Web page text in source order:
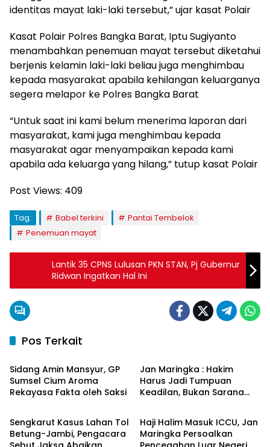
identitas mayat laki-laki tersebut,” ujar kasat Polair
Kasat Polair Polres Bangka Barat, Iptu Sugiyanto
menambahkan penemuan mayat tersebut diketahui
berjenis kelamin laki-laki beliau juga menghimbau
kepada masyarakat apabila kehilangan keluarganya
segera melapor ke Polres Bangka Barat
“Untuk saat ini kami belum menerima laporan dari
masyarakat, kami juga menghimbau kepada
masyarakat agar menyampaikan kepada kami
apabila ada keluarga yang hilang,” tutup kasat Polair
Post Views: 409
Tag: Babel terkini
Pantai Tembelok
Penemuan mayat
Lantik 35 CPNS Lulusan PKN STAN, Pj Gubernur
Ridwan Ingatkan Hal Ini
Pos Terkait
Hukum & Kriminal
Sidang Amin Mansyur, GP
Sumsel Cium Aroma
Rekayasa Fakta oleh Saksi
Jan Maringka : Hakim
Harus Jadi Tumpuan
Keadilan, Bukan Sarana
Hukum & Kriminal
Sengkarut Kasus Lahan Tol
Betung-Jambi, Pengacara
Hukum & Kriminal
Haji Halim Masuk ICCU, Jan
Maringka Persoalkan